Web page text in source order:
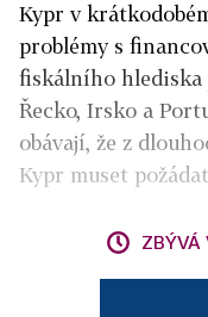
Kypr v
problémy s
fiskálního hlediska
Řecko, Irsko a
obávají, že z
Kypr muset
ZBÝVÁ